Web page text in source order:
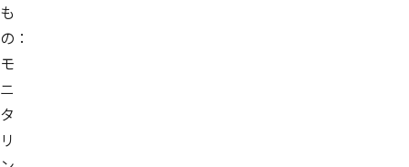
も
の：
モ
ニ
タ
リ